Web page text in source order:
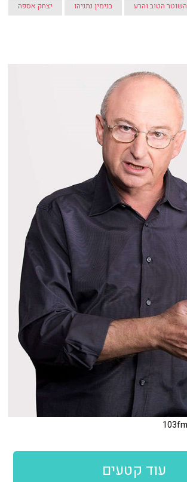
השוטר הטוב והרע בנימין נתניהו
יצחק אספה
עוד קטעים